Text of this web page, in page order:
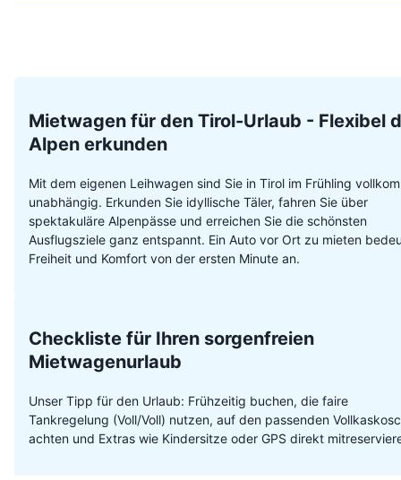
Mietwagen für den Tirol-Urlaub - Flexibel
Alpen erkunden
Mit dem eigenen Leihwagen sind Sie in Tirol im Frühling
unabhängig. Erkunden Sie idyllische Täler, fahren Sie über
spektakuläre Alpenpässe und erreichen Sie die schönsten
Ausflugsziele ganz entspannt. Ein Auto vor Ort zu mieten
Freiheit und Komfort von der ersten Minute an.
Checkliste für Ihren sorgenfreien
Mietwagenurlaub
Unser Tipp für den Urlaub: Frühzeitig buchen, die faire
Tankregelung (Voll/Voll) nutzen, auf den passenden
achten und Extras wie Kindersitze oder GPS direkt